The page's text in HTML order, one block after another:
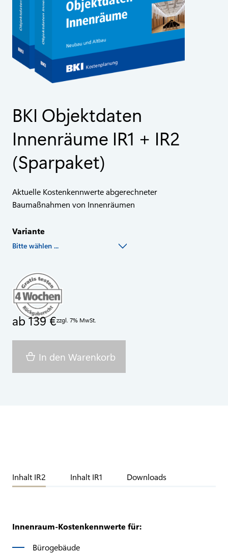
BKI Objektdaten
Innenräume IR1 + IR2
(Sparpaket)
Aktuelle Kostenkennwerte abgerechneter
Baumaßnahmen von Innenräumen
Variante
Bitte wählen ...
ab 139 €zzgl. 7% MwSt.
In den Warenkorb
Inhalt IR2 Inhalt IR1 Downloads
Innenraum-Kostenkennwerte für:
Bürogebäude